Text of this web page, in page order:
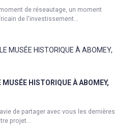
de réseautage, un moment
de l'investissement...
HISTORIQUE À ABOMEY,
de partager avec vous les dernières
projet...